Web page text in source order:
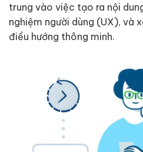
trung vào việc tạo ra nội
nghiệm người dùng (UX), và
điều hướng thông minh.